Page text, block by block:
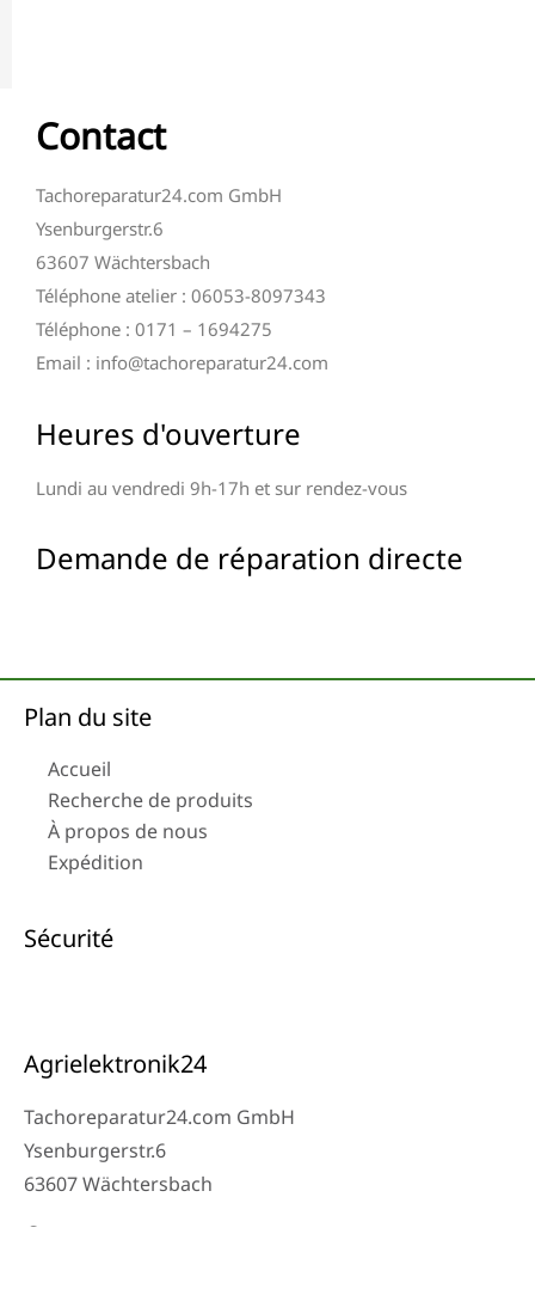
Contact
Tachoreparatur24.com GmbH
Ysenburgerstr.6
63607 Wächtersbach
Téléphone atelier : 06053-8097343
Téléphone : 0171 – 1694275
Email : info@tachoreparatur24.com
Heures d'ouverture
Lundi au vendredi 9h-17h et sur rendez-vous
Demande de réparation directe
Plan du site
Accueil
Recherche de produits
À propos de nous
Expédition
Sécurité
Agrielektronik24
Tachoreparatur24.com GmbH
Ysenburgerstr.6
63607 Wächtersbach
Contact